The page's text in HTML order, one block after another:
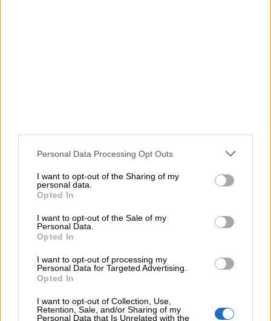
Personal Data Processing Opt Outs
I want to opt-out of the Sharing of my
personal data.
Opted In
I want to opt-out of the Sale of my
Personal Data.
Opted In
I want to opt-out of processing my
Personal Data for Targeted Advertising.
Opted In
I want to opt-out of Collection, Use,
Retention, Sale, and/or Sharing of my
Personal Data that Is Unrelated with the
ci aiutiamo a vicenda.
La palla ci passiamo
corriamo a perdifiato.
Negli occhi ci guardiamo
Siamo un bel gruppo
anche se non vinciamo tutto.
Lo sport fatto insieme
uniti ci tiene.